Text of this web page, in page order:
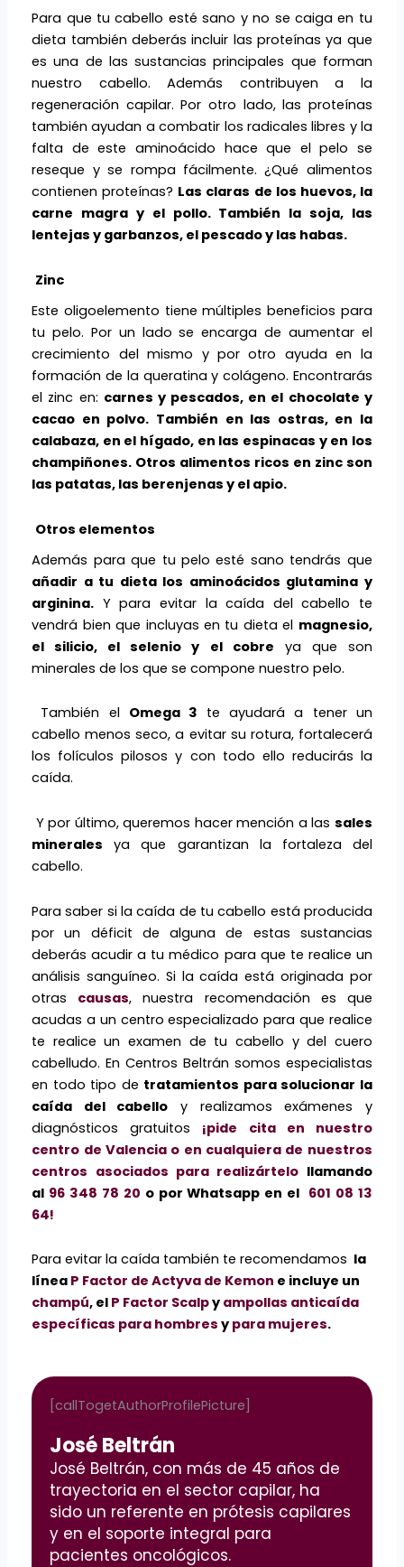
Para que tu cabello esté sano y no se caiga en tu
dieta también deberás incluir las proteínas ya que
es una de las sustancias principales que forman
nuestro cabello. Además contribuyen a la
regeneración capilar. Por otro lado, las proteínas
también ayudan a combatir los radicales libres y la
falta de este aminoácido hace que el pelo se
reseque y se rompa fácilmente. ¿Qué alimentos
contienen proteínas? Las claras de los huevos, la
carne magra y el pollo. También la soja, las
lentejas y garbanzos, el pescado y las habas.
Zinc
Este oligoelemento tiene múltiples beneficios para
tu pelo. Por un lado se encarga de aumentar el
crecimiento del mismo y por otro ayuda en la
formación de la queratina y colágeno. Encontrarás
el zinc en: carnes y pescados, en el chocolate y
cacao en polvo. También en las ostras, en la
calabaza, en el hígado, en las espinacas y en los
champiñones. Otros alimentos ricos en zinc son
las patatas, las berenjenas y el apio.
Otros elementos
Además para que tu pelo esté sano tendrás que
añadir a tu dieta los aminoácidos glutamina y
arginina. Y para evitar la caída del cabello te
vendrá bien que incluyas en tu dieta el magnesio,
el silicio, el selenio y el cobre ya que son
minerales de los que se compone nuestro pelo.
También el Omega 3 te ayudará a tener un
cabello menos seco, a evitar su rotura, fortalecerá
los folículos pilosos y con todo ello reducirás la
caída.
Y por último, queremos hacer mención a las sales
minerales ya que garantizan la fortaleza del
cabello.
Para saber si la caída de tu cabello está producida
por un déficit de alguna de estas sustancias
deberás acudir a tu médico para que te realice un
análisis sanguíneo. Si la caída está originada por
otras causas, nuestra recomendación es que
acudas a un centro especializado para que realice
te realice un examen de tu cabello y del cuero
cabelludo. En Centros Beltrán somos especialistas
en todo tipo de tratamientos para solucionar la
caída del cabello y realizamos exámenes y
diagnósticos gratuitos ¡pide cita en nuestro
centro de Valencia o en cualquiera de nuestros
centros asociados para realizártelo llamando
al 96 348 78 20 o por Whatsapp en el 601 08 13
64!
Para evitar la caída también te recomendamos la
línea P Factor de Actyva de Kemon e incluye un
champú, el P Factor Scalpy ampollas anticaída
específicas para hombres y para mujeres.
[callTogetAuthorProfilePicture]
José Beltrán
José Beltrán, con más de 45 años de
trayectoria en el sector capilar, ha
sido un referente en prótesis capilares
y en el soporte integral para
pacientes oncológicos.